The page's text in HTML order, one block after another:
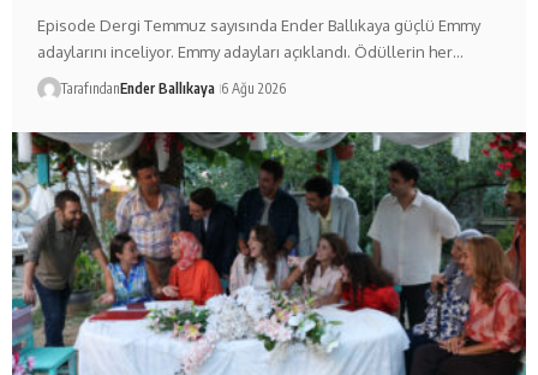
Episode Dergi Temmuz sayısında Ender Ballıkaya güçlü Emmy
adaylarını inceliyor. Emmy adayları açıklandı. Ödüllerin her…
TarafındanEnder Ballıkaya 6 Ağu 2026